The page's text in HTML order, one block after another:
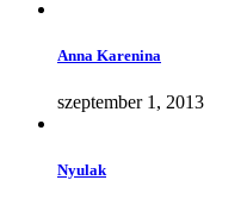
Anna Karenina
szeptember 1, 2013
Nyulak